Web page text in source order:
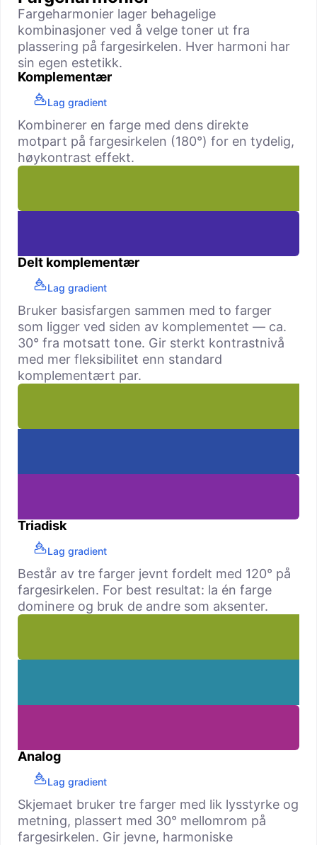
Fargeharmonier lager behagelige
kombinasjoner ved å velge toner ut fra
plassering på fargesirkelen. Hver harmoni har
sin egen estetikk.
Komplementær
Lag gradient
Kombinerer en farge med dens direkte
motpart på fargesirkelen (180°) for en tydelig,
høy­kontrast effekt.
Delt komplementær
Lag gradient
Bruker basisfargen sammen med to farger
som ligger ved siden av komple­mentet — ca.
30° fra motsatt tone. Gir sterkt kontrastnivå
med mer fleksibilitet enn standard
komplementært par.
Triadisk
Lag gradient
Består av tre farger jevnt fordelt med 120° på
fargesirkelen. For best resultat: la én farge
dominere og bruk de andre som aksenter.
Analog
Lag gradient
Skjemaet bruker tre farger med lik lysstyrke og
metning, plassert med 30° mellomrom på
fargesirkelen. Gir jevne, harmoniske